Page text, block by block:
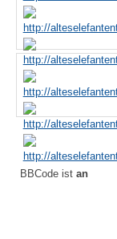
BBCode ist an